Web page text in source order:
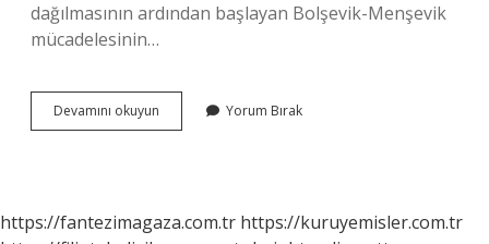
dağılmasının ardından başlayan Bolşevik-Menşevik
mücadelesinin…
Devamını okuyun
Rusya
Yorum Bırak
https://fantezimagaza.com.tr https://kuruyemisler.com.tr